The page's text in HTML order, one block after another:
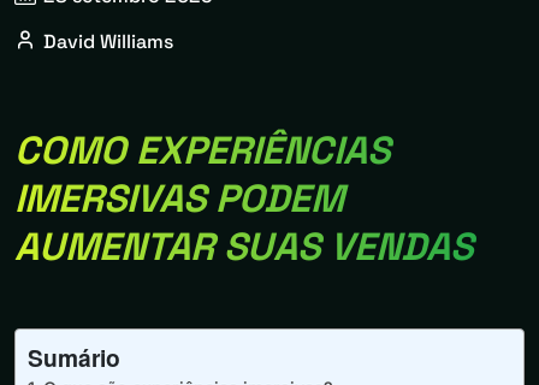
David Williams
COMO EXPERIÊNCIAS
IMERSIVAS PODEM
AUMENTAR SUAS VENDAS
Sumário